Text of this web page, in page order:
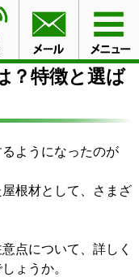
根とは？特徴と選ば
？特徴と選ば
ようになったのが
根材として、さまざ
点について、詳しく
ょうか。